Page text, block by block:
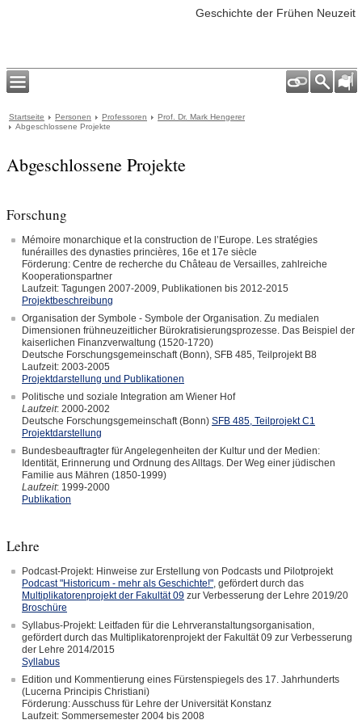
Geschichte der Frühen Neuzeit
Startseite Personen Professoren
Prof. Dr. Mark Hengerer
Abgeschlossene Projekte
Abgeschlossene Projekte
Forschung
Mémoire monarchique et la construction de l’Europe. Les stratégies
funérailles des dynasties princières, 16e et 17e siècle
Förderung: Centre de recherche du Château de Versailles, zahlreiche
Kooperationspartner
Laufzeit: Tagungen 2007-2009, Publikationen bis 2012-2015
Projektbeschreibung
Organisation der Symbole - Symbole der Organisation. Zu medialen
Dimensionen frühneuzeitlicher Bürokratisierungsprozesse. Das Beispiel der
kaiserlichen Finanzverwaltung (1520-1720)
Deutsche Forschungsgemeinschaft (Bonn), SFB 485, Teilprojekt B8
Laufzeit: 2003-2005
Projektdarstellung und Publikationen
Politische und soziale Integration am Wiener Hof
Laufzeit: 2000-2002
Deutsche Forschungsgemeinschaft (Bonn) SFB 485, Teilprojekt C1
Projektdarstellung
Bundesbeauftragter für Angelegenheiten der Kultur und der Medien:
Identität, Erinnerung und Ordnung des Alltags. Der Weg einer jüdischen
Familie aus Mähren (1850-1999)
Laufzeit: 1999-2000
Publikation
Lehre
Podcast-Projekt: Hinweise zur Erstellung von Podcasts und Pilotprojekt
Podcast "Historicum - mehr als Geschichte!", gefördert durch das
Multiplikatorenprojekt der Fakultät 09 zur Verbesserung der Lehre 2019/20
Broschüre
Syllabus-Projekt: Leitfaden für die Lehrveranstaltungsorganisation,
gefördert durch das Multiplikatorenprojekt der Fakultät 09 zur Verbesserung
der Lehre 2014/2015
Syllabus
Edition und Kommentierung eines Fürstenspiegels des 17. Jahrhunderts
(Lucerna Principis Christiani)
Förderung: Ausschuss für Lehre der Universität Konstanz
Laufzeit: Sommersemester 2004 bis 2008